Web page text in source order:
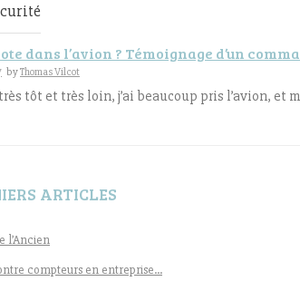
dans l’avion ? Témoignage d’un
byThomas Vilcot
tôt et très loin, j’ai beaucoup pris l’avion,
ARTICLES
l’Ancien
compteurs en entreprise…